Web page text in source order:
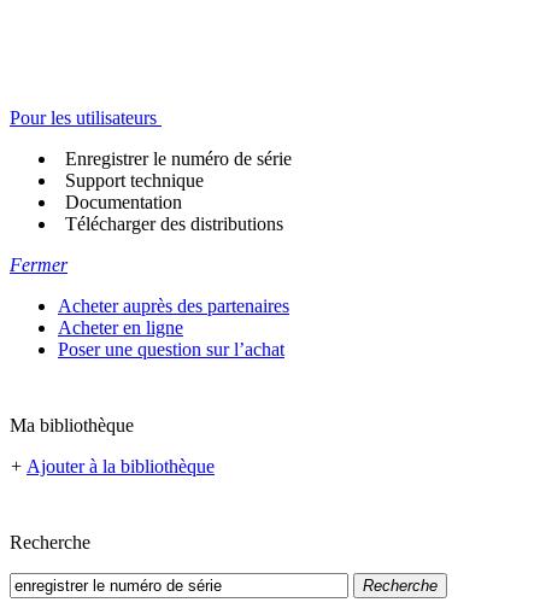
Pour les utilisateurs
Enregistrer le numéro de série
Support technique
Documentation
Télécharger des distributions
Fermer
Acheter auprès des partenaires
Acheter en ligne
Poser une question sur l’achat
Ma bibliothèque
+ Ajouter à la bibliothèque
Recherche
Recherche